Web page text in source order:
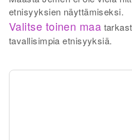
etnisyyksien näyttämiseksi.
Valitse toinen maa
tavallisimpia etnisyyksiä.